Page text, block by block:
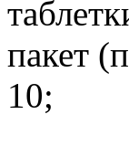
пакет
10;